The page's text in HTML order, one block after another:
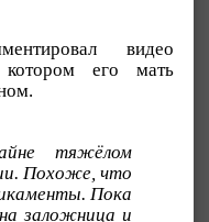
видео
котором его мать
тяжёлом
Похоже, что
Пока
заложница и